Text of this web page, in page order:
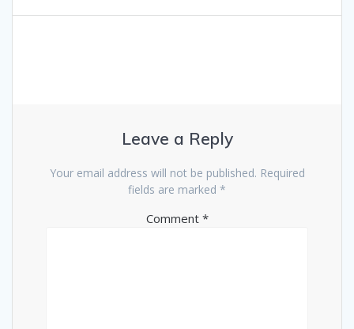
Leave a Reply
Your email address will not be published. Required
fields are marked *
Comment *